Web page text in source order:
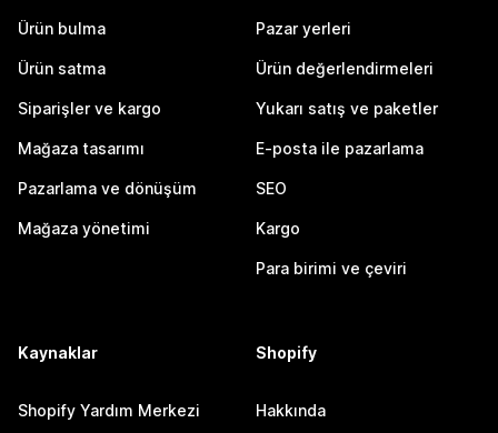
Ürün bulma
Ürün satma
Siparişler ve kargo
Mağaza tasarımı
Pazarlama ve dönüşüm
Mağaza yönetimi
Pazar yerleri
Ürün değerlendirmeleri
Yukarı satış ve paketler
E-posta ile pazarlama
SEO
Kargo
Para birimi ve çeviri
Kaynaklar
Shopify Yardım Merkezi
Shopify
Hakkında